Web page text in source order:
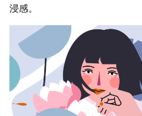
浸感。